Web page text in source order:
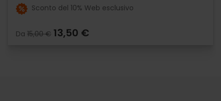
Sconto del 10% Web esclusivo
Da 15,00 € 13,50 €